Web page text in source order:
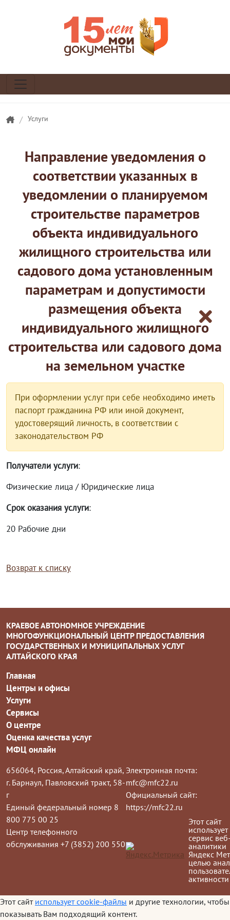
/ Услуги
Направление уведомления о
соответствии указанных в
уведомлении о планируемом
строительстве параметров
объекта индивидуального
жилищного строительства или
садового дома установленным
параметрам и допустимости
размещения объекта
индивидуального жилищного
строительства или садового дома
на земельном участке
При оформлении услуг при себе необходимо иметь
паспорт гражданина РФ или иной документ,
удостоверящий личность, в соответствии с
законодательством РФ
Получатели услуги:
Физические лица / Юридические лица
Срок оказания услуги:
20 Рабочие дни
Возврат к списку
КРАЕВОЕ АВТОНОМНОЕ УЧРЕЖДЕНИЕ
МНОГОФУНКЦИОНАЛЬНЫЙ ЦЕНТР ПРЕДОСТАВЛЕНИЯ
ГОСУДАРСТВЕННЫХ И МУНИЦИПАЛЬНЫХ УСЛУГ
АЛТАЙСКОГО КРАЯ
Главная
Центры и офисы
Услуги
Сервисы
О центре
Оценка качества услуг
МФЦ онлайн
656064, Россия, Алтайский край,
г. Барнаул, Павловский тракт, 58-
г
Единый федеральный номер 8
800 775 00 25
Центр телефонного
обслуживания +7 (3852) 200 550
Электронная почта:
mfc@mfc22.ru
Официальный сайт:
https://mfc22.ru
Этот сайт
использует
сервис
аналитики
Яндекс
целью
активности
Этот сайт использует cookie-файлы и другие технологии, чтобы
показывать Вам подходящий контент.